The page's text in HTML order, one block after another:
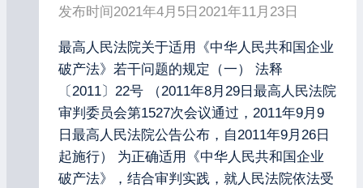
发布时间2021年4月5日 2021年11月23日
最高人民法院关于适用《中华人民共和国企业
破产法》若干问题的规定（一） 法释
〔2011〕22号 （2011年8月29日最高人民法院
审判委员会第1527次会议通过，2011年9月9
日最高人民法院公告公布，自2011年9月26日
起施行） 为正确适用《中华人民共和国企业
破产法》，结合审判实践，就人民法院依法受